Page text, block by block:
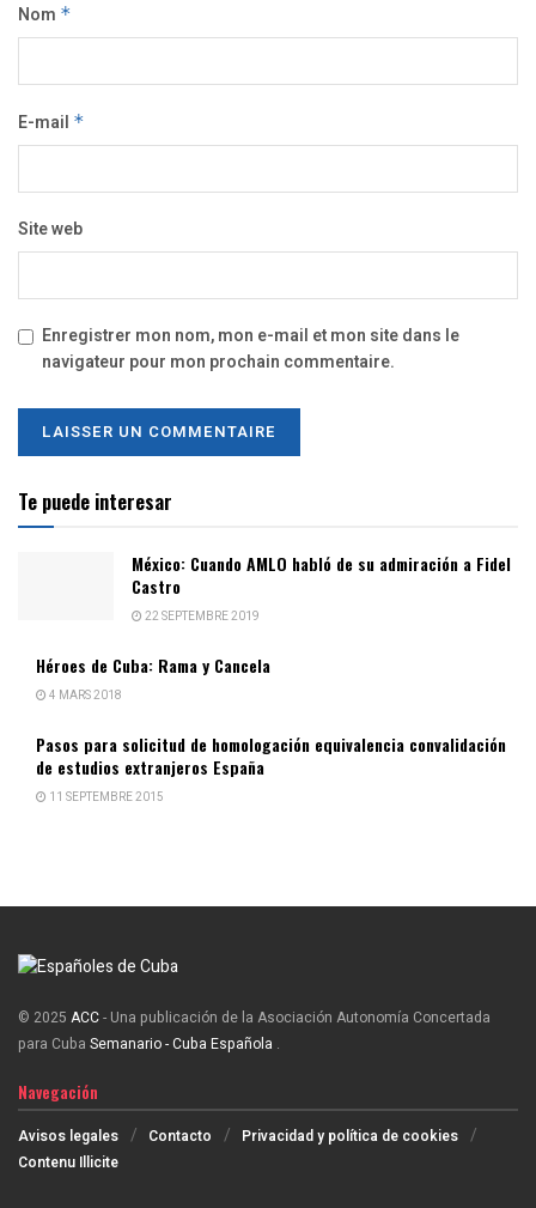
Nom *
E-mail *
Site web
Enregistrer mon nom, mon e-mail et mon site dans le
navigateur pour mon prochain commentaire.
Te puede interesar
México: Cuando AMLO habló de su admiración a Fidel
Castro
22 SEPTEMBRE 2019
Héroes de Cuba: Rama y Cancela
4 MARS 2018
Pasos para solicitud de homologación equivalencia convalidación
de estudios extranjeros España
11 SEPTEMBRE 2015
© 2025 ACC- Una publicación de la Asociación Autonomía Concertada
para Cuba Semanario - Cuba Española .
Navegación
Avisos legales Contacto
Privacidad y política de cookies
Contenu Illicite